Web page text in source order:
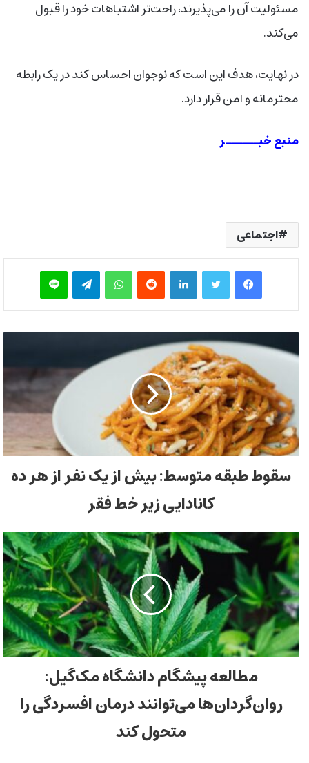
مسئولیت آن را می‌پذیرند، راحت‌تر اشتباهات خود را قبول
می‌کند.
در نهایت، هدف این است که نوجوان احساس کند در یک رابطه
محترمانه و امن قرار دارد.
منبع خبــــــر
اجتماعی
فیس بوک توییتر لینکدین‫رددیت واتس آپ تلگرام لاین
سقوط طبقه متوسط: بیش از یک نفر از هر ده
کانادایی زیر خط فقر
مطالعه پیشگام دانشگاه مک‌گیل:
روان‌گردان‌ها می‌توانند درمان افسردگی را
متحول کند